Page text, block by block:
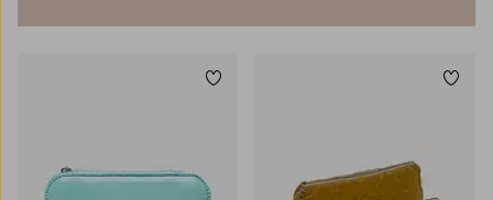
Legg til favoritter